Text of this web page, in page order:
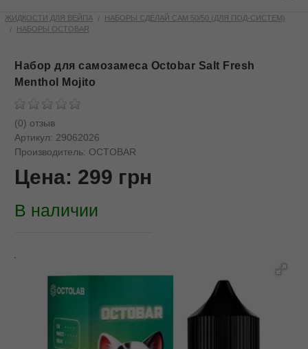
ЖИДКОСТИ ДЛЯ ВЕЙПА
НАБОРЫ СДЕЛАЙ САМ 50/50 (ДЛЯ ПОД-СИСТЕМ)
НАБОРЫ OCTOBAR
Набор для самозамеса Octobar Salt Fresh
Menthol Mojito
(0) отзыв
Артикул: 29062026
Производитель: OCTOBAR
Цена: 299 грн
В наличии